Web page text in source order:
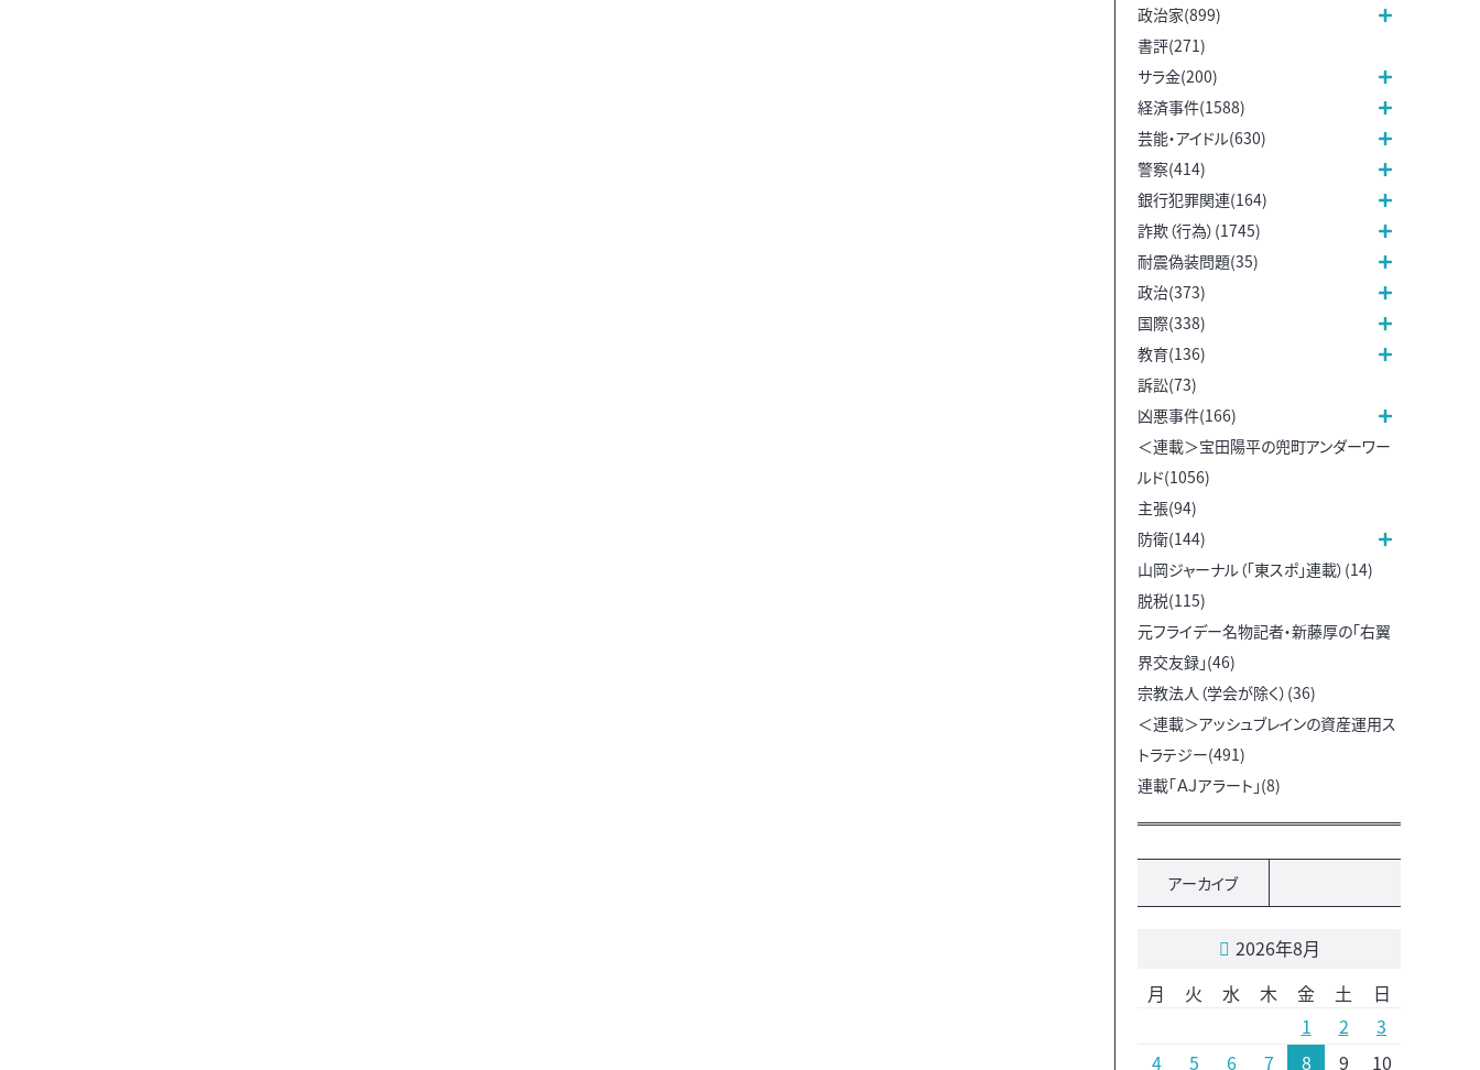
政治家(899)
書評(271)
サラ金(200)
経済事件(1588)
芸能・アイドル(630)
警察(414)
銀行犯罪関連(164)
詐欺（行為）(1745)
耐震偽装問題(35)
政治(373)
国際(338)
教育(136)
訴訟(73)
凶悪事件(166)
＜連載＞宝田陽平の兜町アンダーワー
ルド(1056)
主張(94)
防衛(144)
山岡ジャーナル（「東スポ」連載）(14)
脱税(115)
元フライデー名物記者・新藤厚の「右翼
界交友録」(46)
宗教法人（学会が除く）(36)
＜連載＞アッシュブレインの資産運用ス
トラテジー(491)
連載「ＡＪアラート」(8)
アーカイブ
2026年8月
月
火 水 木 金 土
日
1
2
3
4
5 6 7 8 9 10